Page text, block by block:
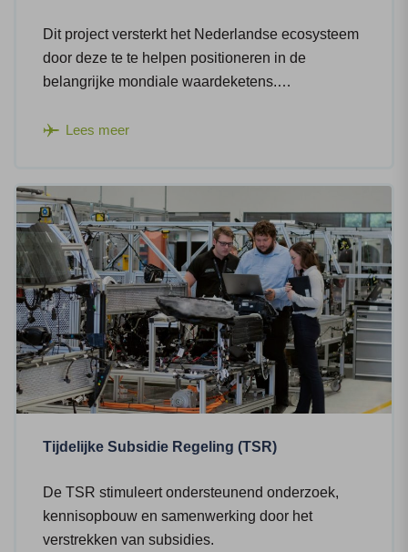
Dit project versterkt het Nederlandse ecosysteem
door deze te te helpen positioneren in de
belangrijke mondiale waardeketens.…
Lees meer
Tijdelijke Subsidie Regeling (TSR)
De TSR stimuleert ondersteunend onderzoek,
kennisopbouw en samenwerking door het
verstrekken van subsidies.